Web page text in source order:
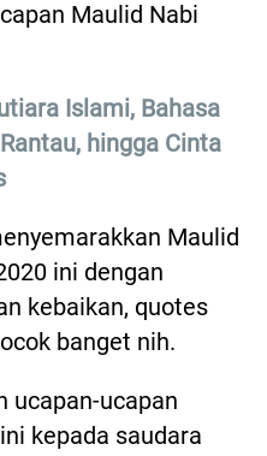
Maulid Nabi
Islami, Bahasa
hingga Cinta
Maulid
ini dengan
kebaikan, quotes
banget nih.
ucapan-ucapan
kepada saudara